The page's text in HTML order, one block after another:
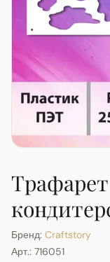
Бренд: Craftstory
Арт.: 716051